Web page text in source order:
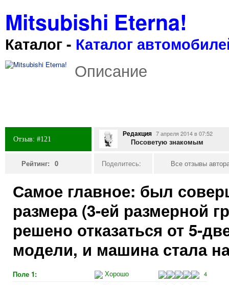
Mitsubishi Eterna!
Каталог- Каталог
Описание
Отзыв: #121
Редакция 7 апреля 2014 в 07:52
Посоветую знакомым
Рейтинг: 0 Поделитесь: Все отзывы
Самое главное: был
размера (3-ей размерной
решено отказаться от 5-
модели, и машина стала
Поле 1: Хорошо 4